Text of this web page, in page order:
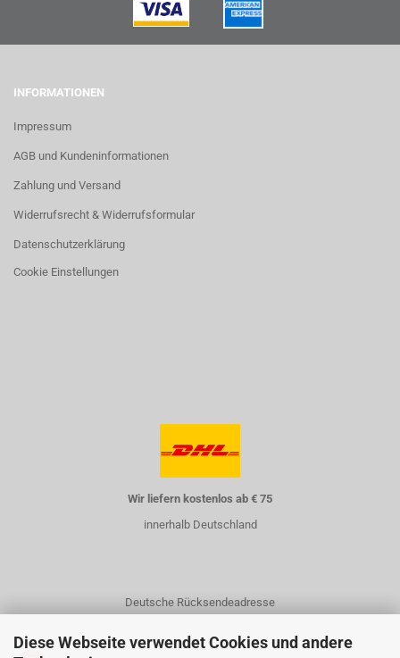
Diese Webseite verwendet Cookies und andere
INFORMATIONEN
Impressum
AGB und Kundeninformationen
Zahlung und Versand
Widerrufsrecht & Widerrufsformular
Datenschutzerklärung
Cookie Einstellungen
Wir liefern kostenlos ab € 75
innerhalb Deutschland
Deutsche Rücksendeadresse